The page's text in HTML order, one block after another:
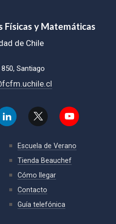
Físicas y Matemáticas
de Chile
Santiago
Escuela de Verano
Tienda Beauchef
Cómo llegar
Contacto
Guía telefónica